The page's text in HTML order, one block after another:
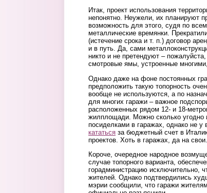
Итак, проект использования
непонятно. Неужели, их планируют
возможность для этого, судя по
металлические времянки.
(истечение срока и т. п.) договор
и в путь. Да, сами
никто и не претендуют –
смотровые ямы, устроенные
Однако даже на фоне постоянных
предположить такую топорность
вообще не используются, а по
для многих гаражи – важное
расположенных рядом 12- и 18-
жилплощади. Можно сколько угодно
посиделками в гаражах, однако не у
кататься за бюджетный счет в
проектов. Хоть в гаражах, да на свои.
Короче, очередное народное
случае топорного варианта,
горадминистрацию исключительно,
жителей. Однако подтвердились
мэрии сообщили, что гаражи